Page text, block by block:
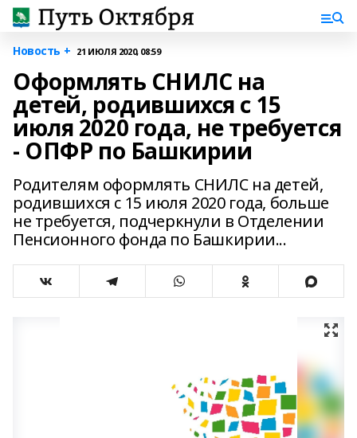
Новость + 21 ИЮЛЯ 2020, 08:59
Оформлять СНИЛС на
детей, родившихся с 15
июля 2020 года, не требуется
- ОПФР по Башкирии
Родителям оформлять СНИЛС на детей,
родившихся с 15 июля 2020 года, больше
не требуется, подчеркнули в Отделении
Пенсионного фонда по Башкирии...